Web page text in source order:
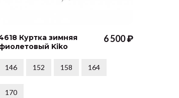
Куртка зимняя
Kiko
6 500 ₽
146 152 158 164
170